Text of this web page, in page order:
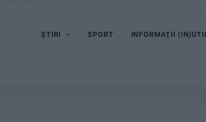
ȘTIRI SPORT INFORMAŢII